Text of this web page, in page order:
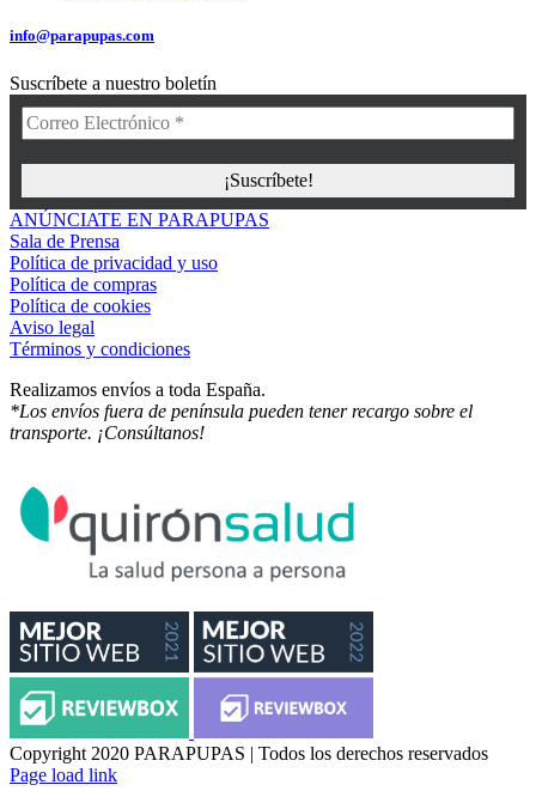
info@parapupas.com
Suscríbete a nuestro boletín
ANÚNCIATE EN PARAPUPAS
Sala de Prensa
Política de privacidad y uso
Política de compras
Política de cookies
Aviso legal
Términos y condiciones
Realizamos envíos a toda España.
*Los envíos fuera de península pueden tener recargo sobre el
transporte. ¡Consúltanos!
Copyright 2020 PARAPUPAS | Todos los derechos reservados
Facebook
Instagram
Page load link